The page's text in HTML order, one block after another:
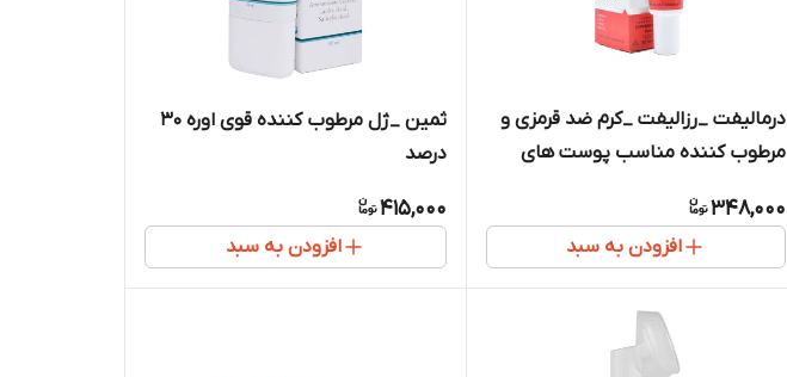
درمالیفت _رزالیفت _کرم ضد قرمزی و
مرطوب کننده مناسب پوست های
348,000
افزودن به سبد
ثمین _ژل مرطوب کننده قوی اوره 30
درصد
415,000
افزودن به سبد